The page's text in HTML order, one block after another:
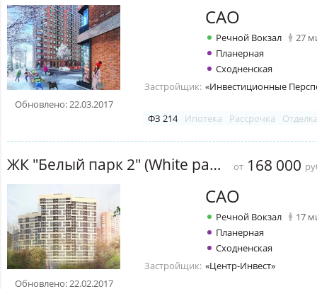
Обновлено: 22.03.2017
САО
Речной Вокзал
27
Планерная
Сходненская
Застройщик: «Инвестиционные
ФЗ 214 Ипотека Рассрочка
ЖК "Белый парк 2" (White park 2) от 168 000
Обновлено: 22.02.2017
САО
Речной Вокзал
17
Планерная
Сходненская
Застройщик: «Центр-Инвест»